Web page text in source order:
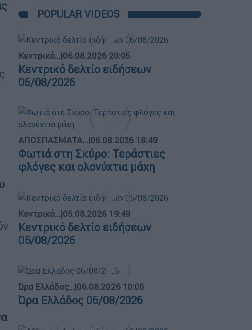
POPULAR VIDEOS
Κεντρικό...|06.08.2026 20:05
Κεντρικό δελτίο ειδήσεων
06/08/2026
ΑΠΟΣΠΑΣΜΑΤΑ...|06.08.2026 18:49
Φωτιά στη Σκύρο: Τεράστιες
φλόγες και ολονύχτια μάχη
Κεντρικό...|05.08.2026 19:49
Κεντρικό δελτίο ειδήσεων
05/08/2026
Ώρα Ελλάδος...|06.08.2026 10:06
Ώρα Ελλάδος 06/08/2026